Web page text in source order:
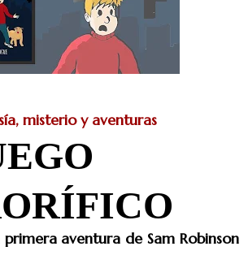
misterio y aventuras
aventura de Sam Robinson